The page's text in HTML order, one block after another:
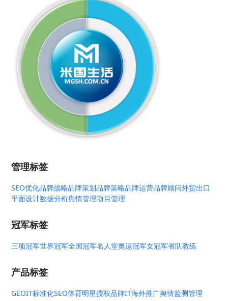
管理标签
SEO优化品牌战略品牌策划品牌策略品牌运营品牌顾问外贸出口
平面设计数据分析舆情管理项目管理
冠军标签
三项冠军世界冠军全国冠军名人堂奥运冠军女冠军省队教练
产品标签
GEOIT标准化SEO体育明星授权品牌IT海外推广舆情监测管理